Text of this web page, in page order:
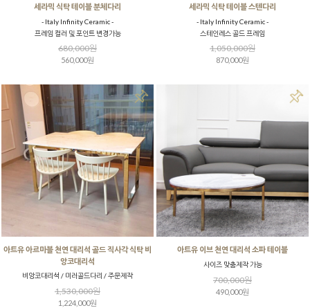
세라믹 식탁 테이블 분체다리
- Italy Infinity Ceramic -
프레임 컬러 및 포인트 변경가능
680,000원
560,000원
세라믹 식탁 테이블 스텐다리
- Italy Infinity Ceramic -
스테인레스 골드 프레임
1,050,000원
870,000원
아트유 아르마블 천연 대리석 골드 직사각 식탁 비
앙코대리석
비앙코대리석 / 미러골드다리 / 주문제작
1,530,000원
1,224,000원
아트유 이브 천연 대리석 소파 테이블
사이즈 맞춤제작 가능
700,000원
490,000원